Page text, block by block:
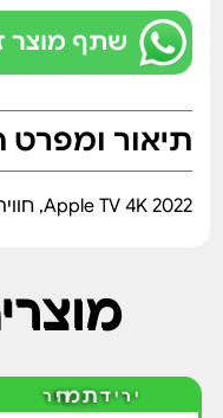
שתף מוצר
תיאור ומפרט
Apple TV 4K 2022, חווית אפל. קולנועי בכל מובן.
ירידת מחיר